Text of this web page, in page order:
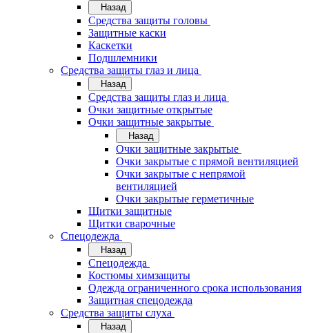
Назад
Средства защиты головы
Защитные каски
Каскетки
Подшлемники
Средства защиты глаз и лица
Назад
Средства защиты глаз и лица
Очки защитные открытые
Очки защитные закрытые
Назад
Очки защитные закрытые
Очки закрытые с прямой вентиляцией
Очки закрытые с непрямой
вентиляцией
Очки закрытые герметичные
Щитки защитные
Щитки сварочные
Спецодежда
Назад
Спецодежда
Костюмы химзащиты
Одежда ограниченного срока использования
Защитная спецодежда
Средства защиты слуха
Назад